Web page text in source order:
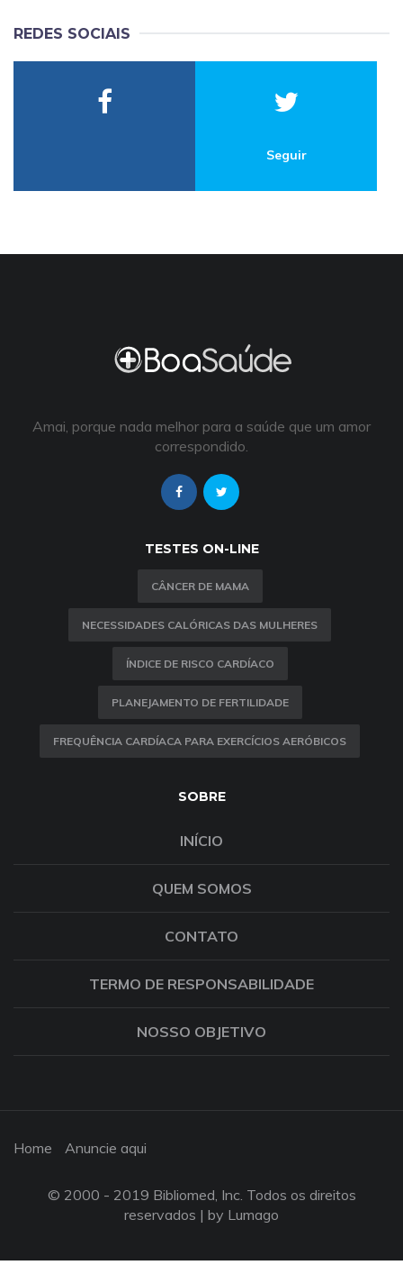
REDES SOCIAIS
Seguir
Amai, porque nada melhor para a saúde que um amor
correspondido.
TESTES ON-LINE
CÂNCER DE MAMA
NECESSIDADES CALÓRICAS DAS MULHERES
ÍNDICE DE RISCO CARDÍACO
PLANEJAMENTO DE FERTILIDADE
FREQUÊNCIA CARDÍACA PARA EXERCÍCIOS AERÓBICOS
SOBRE
INÍCIO
QUEM SOMOS
CONTATO
TERMO DE RESPONSABILIDADE
NOSSO OBJETIVO
Home Anuncie aqui
© 2000 - 2019 Bibliomed, Inc. Todos os direitos
reservados | by Lumago